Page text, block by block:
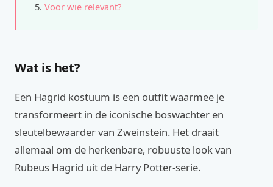
Voor wie relevant?
Wat is het?
Een Hagrid kostuum is een outfit waarmee je
transformeert in de iconische boswachter en
sleutelbewaarder van Zweinstein. Het draait
allemaal om de herkenbare, robuuste look van
Rubeus Hagrid uit de Harry Potter-serie.